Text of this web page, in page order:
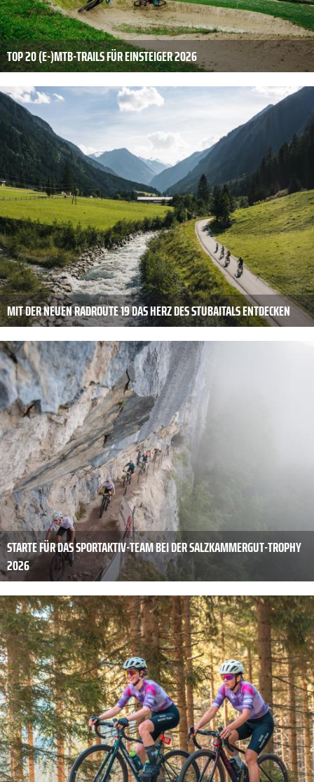
TOP 20 (E-)MTB-TRAILS FÜR EINSTEIGER 2026
MIT DER NEUEN RADROUTE 19 DAS HERZ DES STUBAITALS ENTDECKEN
STARTE FÜR DAS SPORTAKTIV-TEAM BEI DER SALZKAMMERGUT-TROPHY
2026